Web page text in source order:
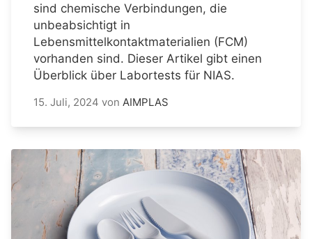
sind chemische Verbindungen, die
unbeabsichtigt in
Lebensmittelkontaktmaterialien (FCM)
vorhanden sind. Dieser Artikel gibt einen
Überblick über Labortests für NIAS.
15. Juli, 2024 von AIMPLAS